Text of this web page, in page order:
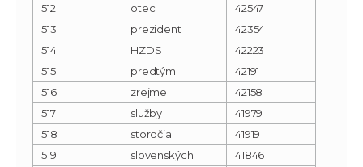
512
otec
42547
513
prezident
42354
514
HZDS
42223
515
predtým
42191
516
zrejme
42158
517
služby
41979
518
storočia
41919
519
slovenských
41846